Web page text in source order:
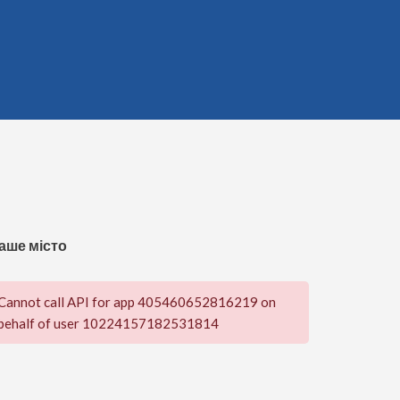
місто
call API for app 405460652816219 on
of user 10224157182531814